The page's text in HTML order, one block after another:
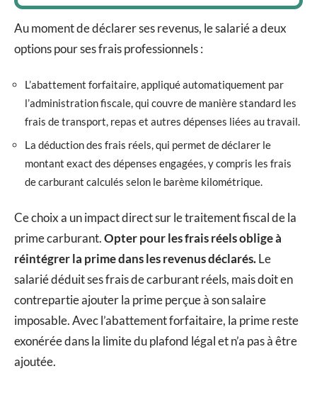
Au moment de déclarer ses revenus, le salarié a deux
options pour ses frais professionnels :
L’abattement forfaitaire, appliqué automatiquement par
l’administration fiscale, qui couvre de manière standard les
frais de transport, repas et autres dépenses liées au travail.
La déduction des frais réels, qui permet de déclarer le
montant exact des dépenses engagées, y compris les frais
de carburant calculés selon le barème kilométrique.
Ce choix a un impact direct sur le traitement fiscal de la
prime carburant.Opter pour les frais réels oblige à
réintégrer la prime dans les revenus déclarés.Le
salarié déduit ses frais de carburant réels, mais doit en
contrepartie ajouter la prime perçue à son salaire
imposable. Avec l’abattement forfaitaire, la prime reste
exonérée dans la limite du plafond légal et n’a pas à être
ajoutée.